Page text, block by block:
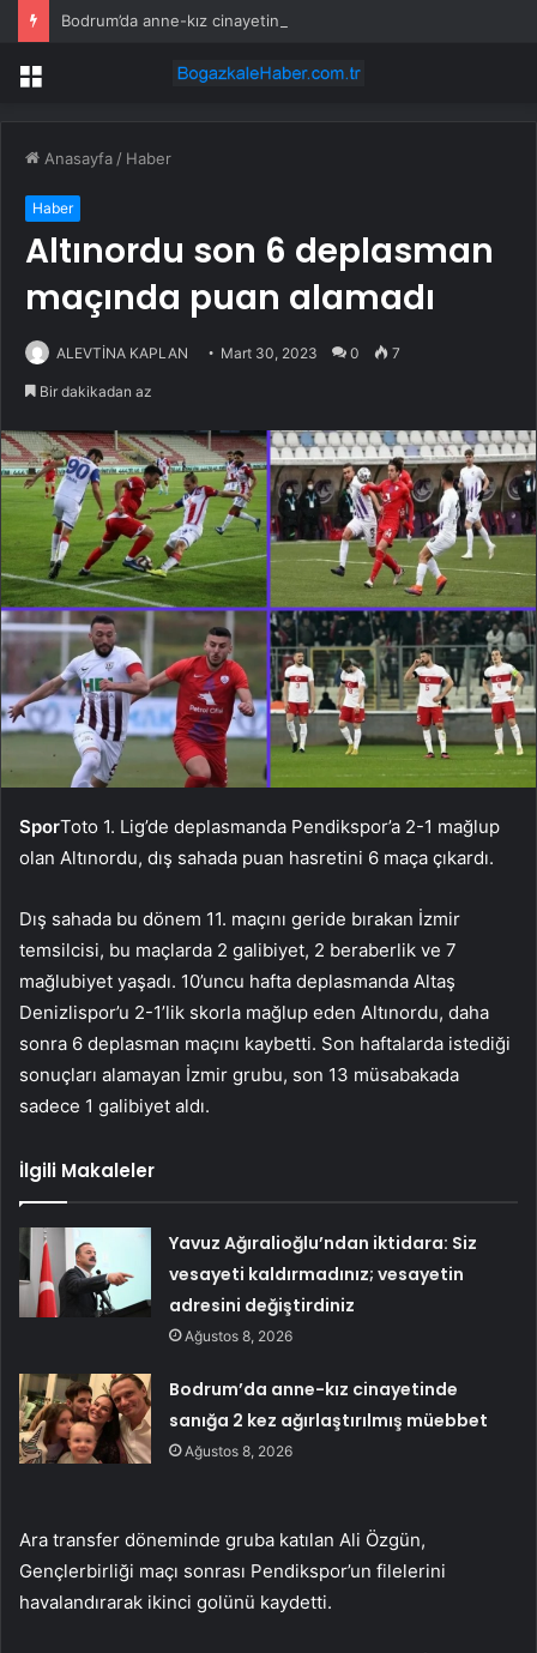
Menü
Anasayfa / Haber
Haber
Altınordu son 6 deplasman
maçında puan alamadı
ALEVTİNA KAPLAN Mart 30, 2023 0 7
Bir dakikadan az
SporToto 1. Lig’de deplasmanda Pendikspor’a 2-1 mağlup
olan Altınordu, dış sahada puan hasretini 6 maça çıkardı.
Dış sahada bu dönem 11. maçını geride bırakan İzmir
temsilcisi, bu maçlarda 2 galibiyet, 2 beraberlik ve 7
mağlubiyet yaşadı. 10’uncu hafta deplasmanda Altaş
Denizlispor’u 2-1’lik skorla mağlup eden Altınordu, daha
sonra 6 deplasman maçını kaybetti. Son haftalarda istediği
sonuçları alamayan İzmir grubu, son 13 müsabakada
sadece 1 galibiyet aldı.
İlgili Makaleler
Yavuz Ağıralioğlu’ndan iktidara: Siz
vesayeti kaldırmadınız; vesayetin
adresini değiştirdiniz
Ağustos 8, 2026
Bodrum’da anne-kız cinayetinde
sanığa 2 kez ağırlaştırılmış müebbet
Ağustos 8, 2026
Ara transfer döneminde gruba katılan Ali Özgün,
Gençlerbirliği maçı sonrası Pendikspor’un filelerini
havalandırarak ikinci golünü kaydetti.